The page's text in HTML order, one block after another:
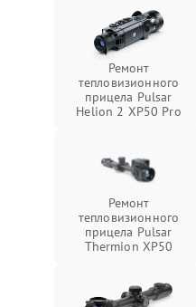
Ремонт
тепловизионного
прицела Pulsar
Helion 2 XP50 Pro
Ремонт
тепловизионного
прицела Pulsar
Thermion XP50